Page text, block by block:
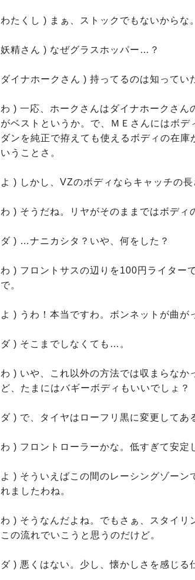
わたくし ) まぁ、ストックでもないからな。
妖精さん ) なぜグラスホッパー…？
ダイナホークさん ) 持ってるのは知ってい
わ ) 一応、ホークさんはダイナホークさ
がベストというか。で、ＭＥさんにはボ
ダンを純正で拵えても使えるボディの在
いうことさ。
よ ) しかし、VZのボディならキャッチの
わ ) そうだね。リヤがそのままではボディ
ダ ) …ナニカシタ？いや、何をした？
わ ) フロントサスの辺りを100円ライター
で。
よ ) うわ！本当ですわ。ボンネットが曲が
ダ ) そこまでしなくても…。
わ ) いや、これ以外の方法では収まらなか
ど、たまにはバギーボディもいいでしょ？
ダ ) で、タイヤはローフリ黒に変更してあ
わ ) フロントローラーかな。低すぎて安定
よ ) そういえばこの間のレーシングゾー
れましたわね。
わ ) そうなんだよね。でもさぁ、スタイリ
この流れでいこうと思うのだけど。
ダ ) 悪くはない。少し、懐かしさを感じる